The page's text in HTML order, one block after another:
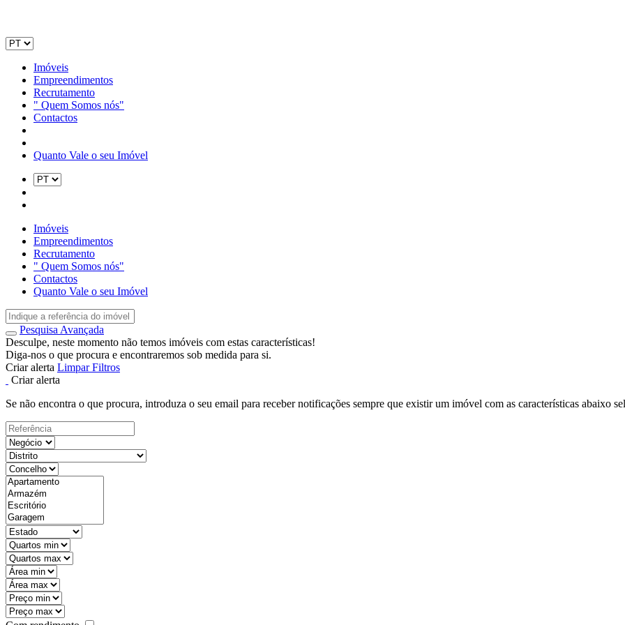
Imóveis
Empreendimentos
Recrutamento
" Quem Somos nós"
Contactos
Quanto Vale o seu Imóvel
Imóveis
Empreendimentos
Recrutamento
" Quem Somos nós"
Contactos
Quanto Vale o seu Imóvel
Pesquisa Avançada
Desculpe, neste momento não temos imóveis com estas características!
Diga-nos o que procura e encontraremos sob medida para si.
Criar alerta Limpar Filtros
Criar alerta
Se não encontra o que procura, introduza o seu email para receber notificações sempre que existir um imóvel com as características abaixo